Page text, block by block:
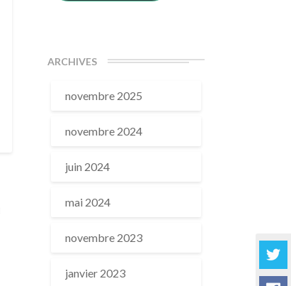
ARCHIVES
novembre 2025
novembre 2024
juin 2024
mai 2024
novembre 2023
janvier 2023